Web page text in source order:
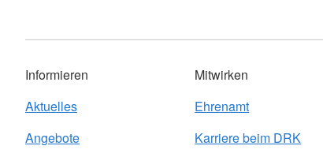
Informieren
Aktuelles
Angebote
Mitwirken
Ehrenamt
Karriere beim DRK